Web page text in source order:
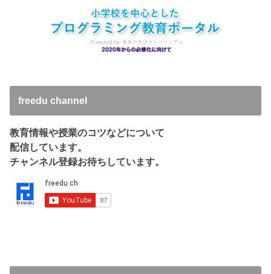
freedu channel
教育情報や授業のコツなどについて
配信しています。
チャンネル登録お待ちしています。